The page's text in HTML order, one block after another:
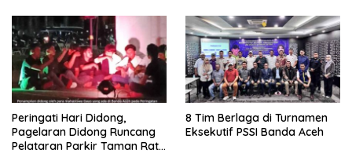
Peringati Hari Didong,
Pagelaran Didong Runcang
Pelataran Parkir Taman Ratu
8 Tim Berlaga di Turnamen
Eksekutif PSSI Banda Aceh